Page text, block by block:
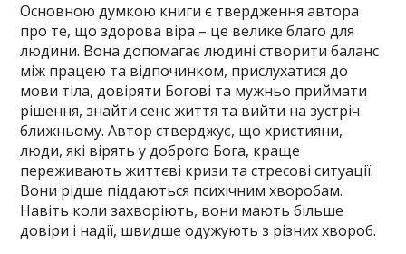
Основною думкою книги є твердження автора
про те, що здорова віра – це велике благо для
людини. Вона допомагає людині створити баланс
між працею та відпочинком, прислухатися до
мови тіла, довіряти Богові та мужньо приймати
рішення, знайти сенс життя та вийти на зустріч
ближньому. Автор стверджує, що християни,
люди, які вірять у доброго Бога, краще
переживають життєві кризи та стресові ситуації.
Вони рідше піддаються психічним хворобам.
Навіть коли захворіють, вони мають більше
довіри і надії, швидше одужують з різних хвороб.